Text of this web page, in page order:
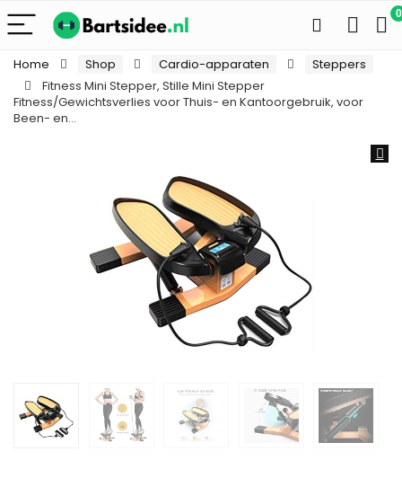
0
Home Shop Cardio-apparaten
Steppers
Fitness Mini Stepper, Stille Mini Stepper
Fitness/Gewichtsverlies voor Thuis- en Kantoorgebruik, voor
Been- en…